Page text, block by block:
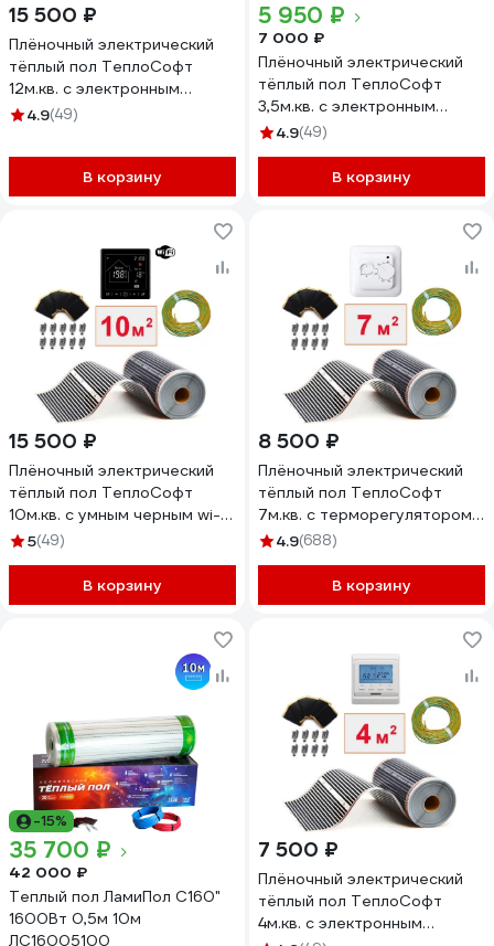
15 500 ₽
Плёночный электрический
тёплый пол ТеплоСофт
12м.кв. с электронным
терморегулятором плёнка
4.9(49)
В корзину
5 950 ₽
7 000 ₽
Плёночный электрический
тёплый пол ТеплоСофт
3,5м.кв. с электронным
терморегулятором плёнка
4.9(49)
В корзину
15 500 ₽
Плёночный электрический
тёплый пол ТеплоСофт
10м.кв. с умным черным wi-fi
терморегулятором плёнка
5(49)
В корзину
8 500 ₽
Плёночный электрический
тёплый пол ТеплоСофт
7м.кв. с терморегулятором
плёнка 7м.кв.
4.9(688)
В корзину
-15%
35 700 ₽
42 000 ₽
Теплый пол ЛамиПол C160"
1600Вт 0,5м 10м
ЛС16005100
7 500 ₽
Плёночный электрический
тёплый пол ТеплоСофт
4м.кв. с электронным